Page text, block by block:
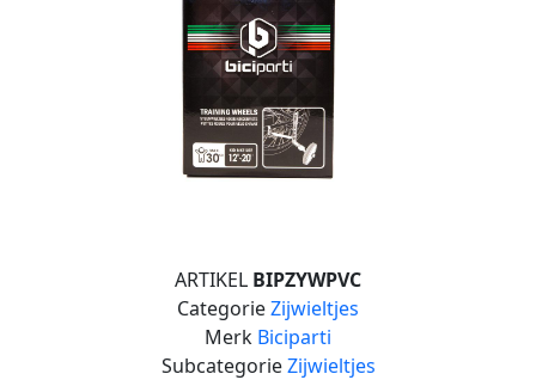
ARTIKEL BIPZYWPVC
CategorieZijwieltjes
Merk Biciparti
SubcategorieZijwieltjes